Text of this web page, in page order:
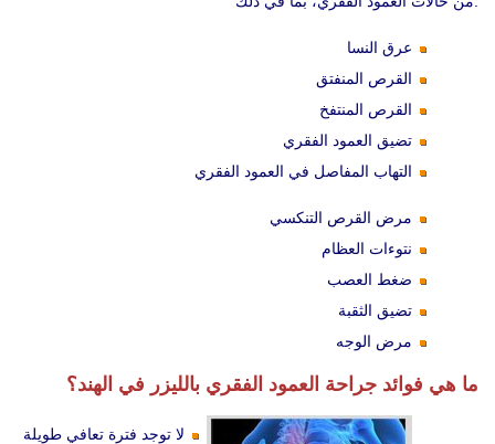
عرق النسا
القرص المنفتق
القرص المنتفخ
تضيق العمود الفقري
التهاب المفاصل في العمود الفقري
مرض القرص التنكسي
نتوءات العظام
ضغط العصب
تضيق الثقبة
مرض الوجه
ما هي فوائد جراحة العمود الفقري بالليزر في الهند؟
لا توجد فترة تعافي طويلة